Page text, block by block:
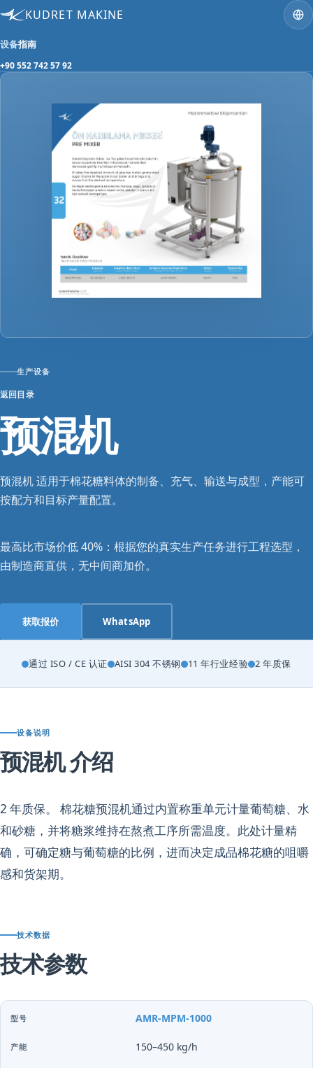
KUDRET MAKINE
设备指南
+90 552 742 57 92
生产设备
返回目录
预混机
预混机 适用于棉花糖料体的制备、充气、输送与成型，产能可
按配方和目标产量配置。
最高比市场价低 40%：根据您的真实生产任务进行工程选型，
由制造商直供，无中间商加价。
获取报价 WhatsApp
通过 ISO / CE 认证 AISI 304 不锈钢 11 年行业经验 2 年质保
设备说明
预混机 介绍
2 年质保。 棉花糖预混机通过内置称重单元计量葡萄糖、水
和砂糖，并将糖浆维持在熬煮工序所需温度。此处计量精
确，可确定糖与葡萄糖的比例，进而决定成品棉花糖的咀嚼
感和货架期。
技术数据
技术参数
AMR-MPM-1000
150–450 kg/h